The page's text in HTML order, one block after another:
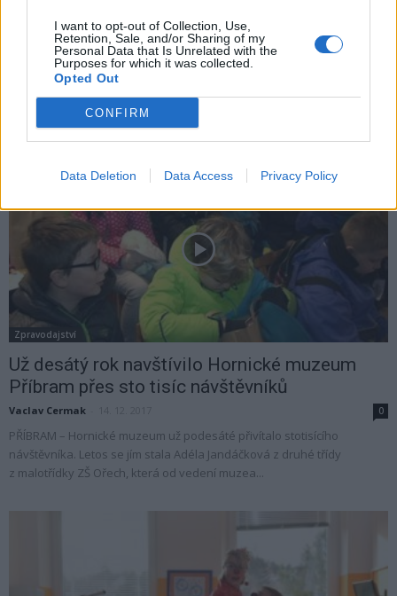
I want to opt-out of Collection, Use,
Retention, Sale, and/or Sharing of my
Personal Data that Is Unrelated with the
Purposes for which it was collected.
Opted Out
CONFIRM
Data Deletion Data Access Privacy Policy
Zeď Březohorského hřbitova se už opravuje
- 21. 12. 2017
PŘÍBRAM – Minulý týden začala dlouho diskutovaná oprava zdi
Březohorského hřbitova. Pokud to počasí dovolí, měly by stavební
práce skončit ještě do konce letošního...
Zpravodajství
Už desátý rok navštívilo Hornické muzeum
Příbram přes sto tisíc návštěvníků
Vaclav Cermak 0
PŘÍBRAM – Hornické muzeum už podesáté přivítalo stotisícího
návštěvníka. Letos se jím stala Adéla Jandáčková z druhé třídy
z malotřídky ZŠ Ořech, která od vedení muzea...